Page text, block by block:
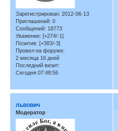
Зарегистрирован: 2012-06-13
Приглашений: 0
Сообщений: 18773
Уважение: [+274/-1]
Позитив: [+383/-3]
Провел на форуме:
2 месяца 16 дней
Последний визит:
Сегодня 07:48:56
львович
Модератор